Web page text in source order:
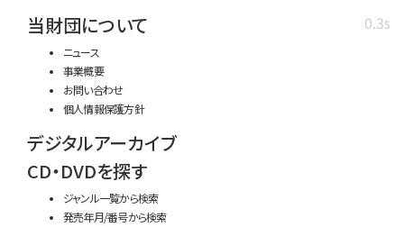
0.3s
当財団について
ニュース
事業概要
お問い合わせ
個人情報保護方針
デジタルアーカイブ
CD・DVDを探す
ジャンル一覧から検索
発売年月/番号から検索